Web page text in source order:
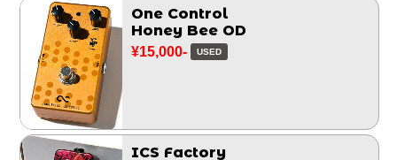
One Control
Honey Bee OD
¥15,000- USED
ICS Factory